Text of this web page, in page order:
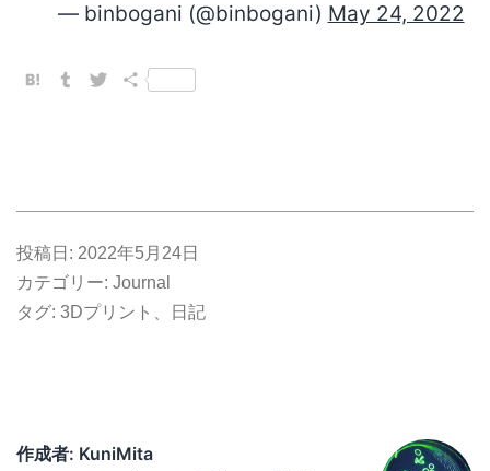
— binbogani (@binbogani) May 24, 2022
HatenaTumblrTwitter
共
投稿日: 2022年5月24日
カテゴリー: Journal
タグ: 3Dプリント 日記
作成者: KuniMita